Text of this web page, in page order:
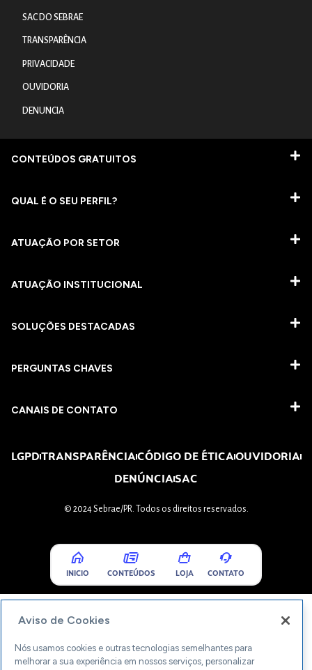
SAC DO SEBRAE
TRANSPARÊNCIA
PRIVACIDADE
OUVIDORIA
DENUNCIA
CONTEÚDOS GRATUITOS
QUAL É O SEU PERFIL?
ATUAÇÃO POR SETOR
ATUAÇÃO INSTITUCIONAL
SOLUÇÕES DESTACADAS
PERGUNTAS CHAVES​
CANAIS DE CONTATO
LGPDTRANSPARÊNCIACÓDIGO DE ÉTICAOUVIDORIA
DENÚNCIASAC
© 2024 Sebrae/PR. Todos os direitos reservados.
INICIO CONTEÚDOS LOJA CONTATO
Aviso de Cookies
Nós usamos cookies e outras tecnologias semelhantes para
melhorar a sua experiência em nossos serviços, personalizar